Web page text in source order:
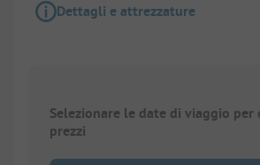
Dettagli e attrezzature
Selezionare le date di viaggio
prezzi